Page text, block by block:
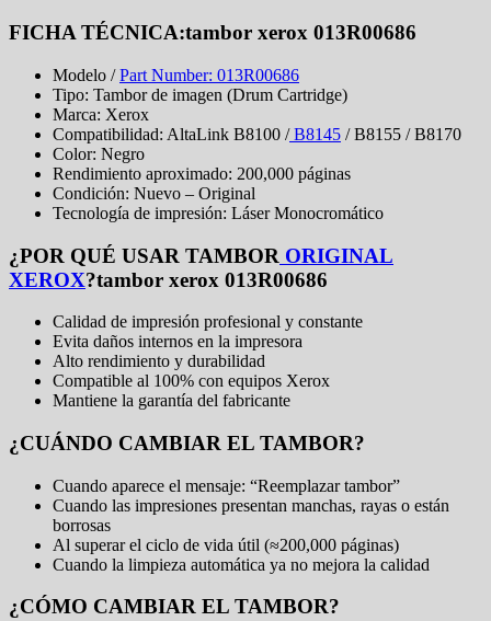
FICHA TÉCNICA:tambor xerox 013R00686
Modelo /Part Number: 013R00686
Tipo: Tambor de imagen (Drum Cartridge)
Marca: Xerox
Compatibilidad: AltaLink B8100 /B8145 / B8155 / B8170
Color: Negro
Rendimiento aproximado: 200,000 páginas
Condición: Nuevo – Original
Tecnología de impresión: Láser Monocromático
¿POR QUÉ USAR TAMBOR ORIGINAL
XEROX?tambor xerox 013R00686
Calidad de impresión profesional y constante
Evita daños internos en la impresora
Alto rendimiento y durabilidad
Compatible al 100% con equipos Xerox
Mantiene la garantía del fabricante
¿CUÁNDO CAMBIAR EL TAMBOR?
Cuando aparece el mensaje: “Reemplazar tambor”
Cuando las impresiones presentan manchas, rayas o están
borrosas
Al superar el ciclo de vida útil (≈200,000 páginas)
Cuando la limpieza automática ya no mejora la calidad
¿CÓMO CAMBIAR EL TAMBOR?